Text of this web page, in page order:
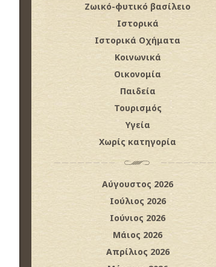
Ζωικό-φυτικό βασίλειο
Ιστορικά
Ιστορικά Οχήματα
Κοινωνικά
Οικονομία
Παιδεία
Τουρισμός
Υγεία
Χωρίς κατηγορία
Αύγουστος 2026
Ιούλιος 2026
Ιούνιος 2026
Μάιος 2026
Απρίλιος 2026